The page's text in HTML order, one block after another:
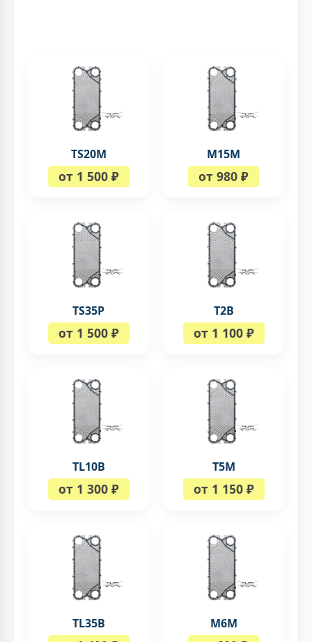
TS20M
от 1 500 ₽
M15M
от 980 ₽
TS35P
от 1 500 ₽
T2B
от 1 100 ₽
TL10B
от 1 300 ₽
T5M
от 1 150 ₽
TL35B M6M